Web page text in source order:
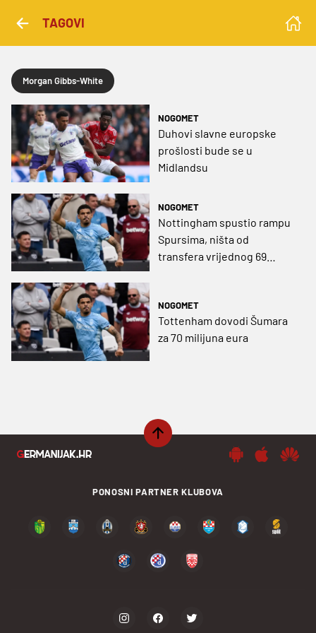
TAGOVI
Morgan Gibbs-White
NOGOMET
Duhovi slavne europske
prošlosti bude se u
Midlandsu
NOGOMET
Nottingham spustio rampu
Spursima, ništa od
transfera vrijednog 69
NOGOMET
Tottenham dovodi Šumara
za 70 milijuna eura
PONOSNI PARTNER KLUBOVA